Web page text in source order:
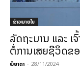
ຂ່າວພາຍ​ໃນ
ລັດຖະບານ ແລະ
ຕໍ່ການເສຍຊີວິດຂ
ພິຍາດາ - 28/11/2024